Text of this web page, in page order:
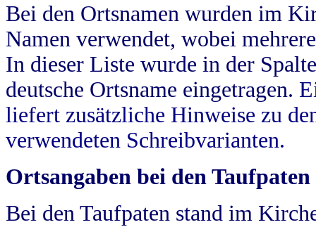
Bei den Ortsnamen wurden im
Namen verwendet, wobei
In dieser Liste wurde in der
deutsche Ortsname eingetragen.
liefert zusätzliche Hinweise zu
verwendeten Schreibvarianten.
Ortsangaben bei den Taufpaten
Bei den Taufpaten stand im